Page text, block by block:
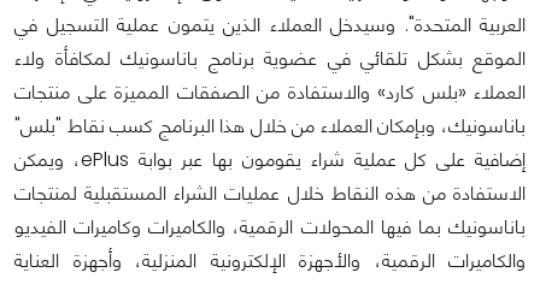
العربية المتحدة". وسيدخل العملاء الذين يتمون عملية التسجيل في
الموقع بشكل تلقائي في عضوية برنامج باناسونيك لمكافأة ولاء
العملاء «بلس كارد» والاستفادة من الصفقات المميزة على منتجات
باناسونيك، وبإمكان العملاء من خلال هذا البرنامج كسب نقاط "بلس"
إضافية على كل عملية شراء يقومون بها عبر بوابة ePlus، ويمكن
الاستفادة من هذه النقاط خلال عمليات الشراء المستقبلية لمنتجات
باناسونيك بما فيها المحولات الرقمية، والكاميرات وكاميرات الفيديو
والكاميرات الرقمية، والأجهزة الإلكترونية المنزلية، وأجهزة العناية